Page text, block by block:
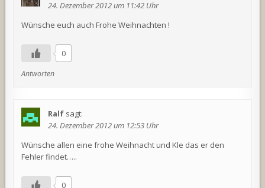
24. Dezember 2012 um 11:42 Uhr
Wünsche euch auch Frohe Weihnachten !
0
Antworten
Ralf sagt:
24. Dezember 2012 um 12:53 Uhr
Wünsche allen eine frohe Weihnacht und Kle das er den
Fehler findet…..
0